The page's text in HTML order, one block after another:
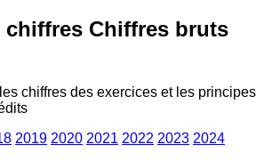
chiffres Chiffres bruts
chiffres des exercices et les principes
2019 2020 2021 2022 2023 2024